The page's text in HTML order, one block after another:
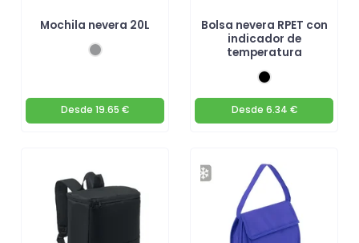
Mochila nevera 20L
Desde 19.65 €
Bolsa nevera RPET con
indicador de
temperatura
Desde 6.34 €